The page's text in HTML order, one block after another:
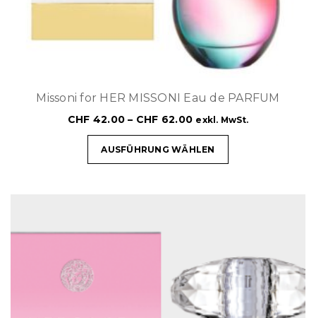
Missoni for HER MISSONI Eau de PARFUM
CHF 42.00 – CHF 62.00 exkl. MwSt.
AUSFÜHRUNG WÄHLEN